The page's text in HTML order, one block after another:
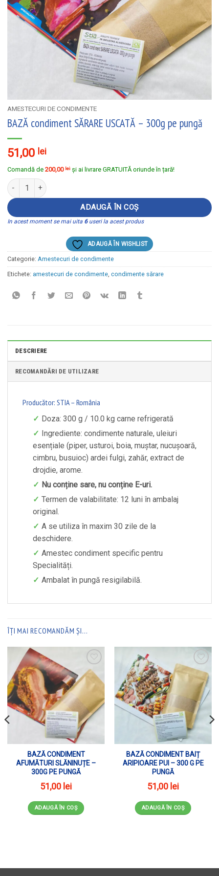
AMESTECURI DE CONDIMENTE
BAZĂ condiment SĂRARE USCATĂ – 300g pe pungă
51,00 lei
Comandă de 200,00 lei și ai livrare GRATUITĂ oriunde în țară!
Cantitate BAZĂ condiment SĂRARE USCATĂ - 300g pe pungă
ADAUGĂ ÎN COȘ
In acest moment se mai uita 6useri la acest produs
ADAUGĂ ÎN WISHLIST
Categorie: Amestecuri de condimente
Etichete: amestecuri de condimente condimente sărare
DESCRIERE
RECOMANDĂRI DE UTILIZARE
Producător: STIA – România
Doza: 300 g / 10.0 kg carne refrigerată
Ingrediente: condimente naturale, uleiuri
esențiale (piper, usturoi, boia, muștar, nucușoară,
cimbru, busuioc) ardei fulgi, zahăr, extract de
drojdie, arome.
Nu conține sare, nu conține E-uri.
Termen de valabilitate: 12 luni în ambalaj
original.
A se utiliza în maxim 30 zile de la
deschidere.
Amestec condiment specific pentru
Specialități.
Ambalat în pungă resigilabilă.
ÎȚI MAI RECOMANDĂM ȘI…
ADAUGĂ ÎN WISHLIST
BAZĂ CONDIMENT
AFUMĂTURI SLĂNINUȚE –
300G PE PUNGĂ
51,00 lei
ADAUGĂ ÎN COȘ
ADAUGĂ ÎN WISHLIST
BAZĂ CONDIMENT BAIȚ
ARIPIOARE PUI – 300 G PE
PUNGĂ
51,00 lei
ADAUGĂ ÎN COȘ